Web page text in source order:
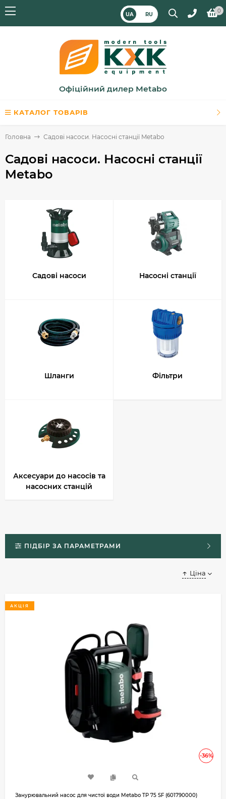
UA RU
0
Офіційний дилер Metabo
КАТАЛОГ ТОВАРІВ
Головна Садові насоси. Насосні станції Metabo
Садові насоси. Насосні станції
Metabo
Садові насоси Насосні станції
Шланги Фільтри
Аксесуари до насосів та
насосних станцій
ПІДБІР ЗА ПАРАМЕТРАМИ
Ціна
-36%
АКЦІЯ
Занурювальний насос для чистої води Metabo TP 75 SF (601790000)